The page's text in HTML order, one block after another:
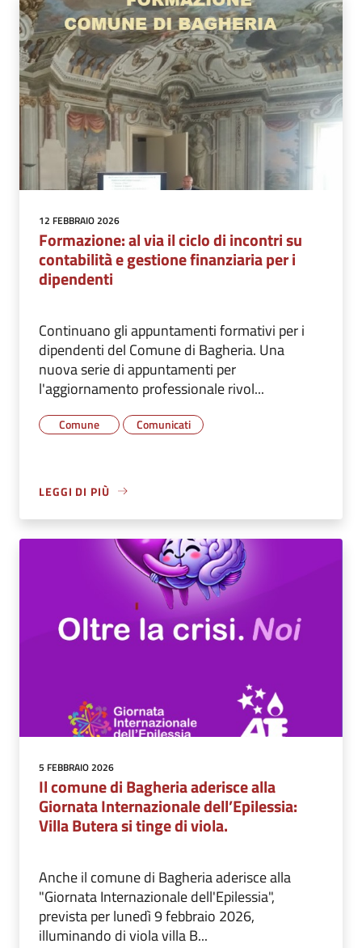
12 FEBBRAIO 2026
Formazione: al via il ciclo di incontri su
contabilità e gestione finanziaria per i
dipendenti
Continuano gli appuntamenti formativi per i
dipendenti del Comune di Bagheria. Una
nuova serie di appuntamenti per
l'aggiornamento professionale rivol...
Comune Comunicati
LEGGI DI PIÙ
5 FEBBRAIO 2026
Il comune di Bagheria aderisce alla
Giornata Internazionale dell’Epilessia:
Villa Butera si tinge di viola.
Anche il comune di Bagheria aderisce alla
"Giornata Internazionale dell'Epilessia",
prevista per lunedì 9 febbraio 2026,
illuminando di viola villa B...